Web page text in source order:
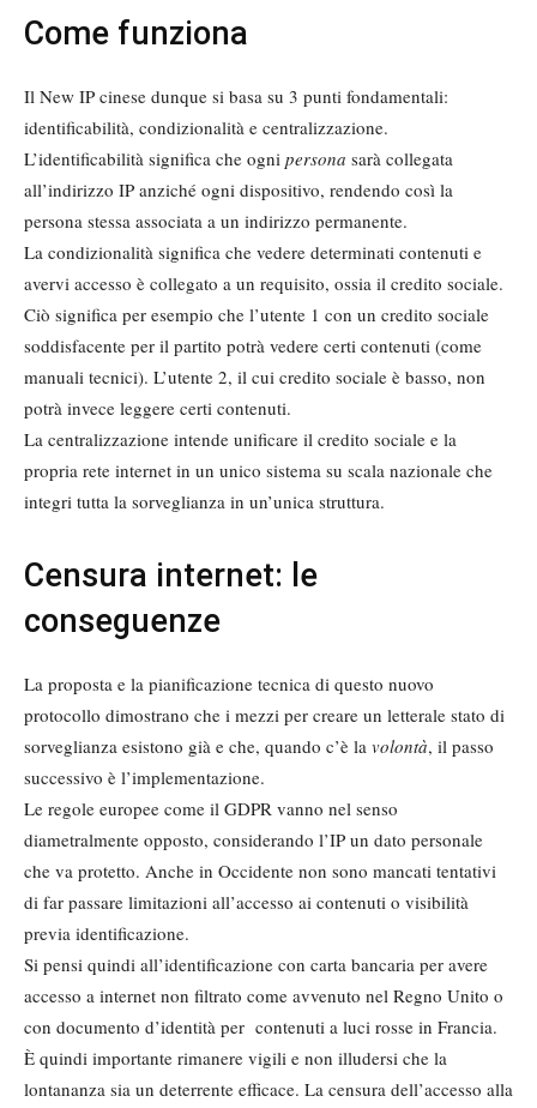
Come funziona
Il New IP cinese dunque si basa su 3 punti fondamentali:
identificabilità, condizionalità e centralizzazione.
L’identificabilità significa che ogni persona sarà collegata
all’indirizzo IP anziché ogni dispositivo, rendendo così la
persona stessa associata a un indirizzo permanente.
La condizionalità significa che vedere determinati contenuti e
avervi accesso è collegato a un requisito, ossia il credito sociale.
Ciò significa per esempio che l’utente 1 con un credito sociale
soddisfacente per il partito potrà vedere certi contenuti (come
manuali tecnici). L’utente 2, il cui credito sociale è basso, non
potrà invece leggere certi contenuti.
La centralizzazione intende unificare il credito sociale e la
propria rete internet in un unico sistema su scala nazionale che
integri tutta la sorveglianza in un’unica struttura.
Censura internet: le
conseguenze
La proposta e la pianificazione tecnica di questo nuovo
protocollo dimostrano che i mezzi per creare un letterale stato di
sorveglianza esistono già e che, quando c’è la volontà, il passo
successivo è l’implementazione.
Le regole europee come il GDPR vanno nel senso
diametralmente opposto, considerando l’IP un dato personale
che va protetto. Anche in Occidente non sono mancati tentativi
di far passare limitazioni all’accesso ai contenuti o visibilità
previa identificazione.
Si pensi quindi all’identificazione con carta bancaria per avere
accesso a internet non filtrato come avvenuto nel Regno Unito o
con documento d’identità per contenuti a luci rosse in Francia.
È quindi importante rimanere vigili e non illudersi che la
lontananza sia un deterrente efficace. La censura dell’accesso alla